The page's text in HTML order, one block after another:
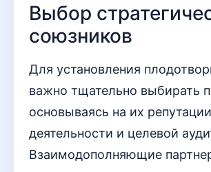
Выбор
союзников
Для установления
важно тщательно выбирать
основываясь на их
деятельности и целевой
Взаимодополняющие